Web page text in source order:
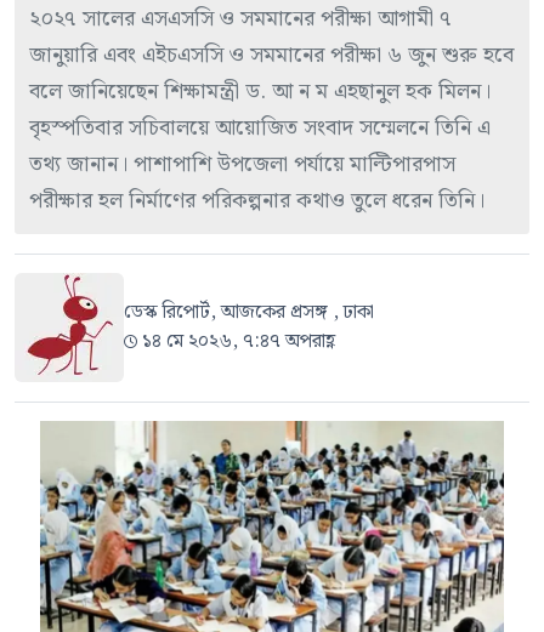
২০২৭ সালের এসএসসি ও সমমানের পরীক্ষা আগামী ৭
জানুয়ারি এবং এইচএসসি ও সমমানের পরীক্ষা ৬ জুন শুরু হবে
বলে জানিয়েছেন শিক্ষামন্ত্রী ড. আ ন ম এহছানুল হক মিলন।
বৃহস্পতিবার সচিবালয়ে আয়োজিত সংবাদ সম্মেলনে তিনি এ
তথ্য জানান। পাশাপাশি উপজেলা পর্যায়ে মাল্টিপারপাস
পরীক্ষার হল নির্মাণের পরিকল্পনার কথাও তুলে ধরেন তিনি।
ডেস্ক রিপোর্ট, আজকের প্রসঙ্গ , ঢাকা
১৪ মে ২০২৬, ৭:৪৭ অপরাহ্ণ